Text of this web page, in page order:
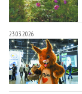
23.03.2026